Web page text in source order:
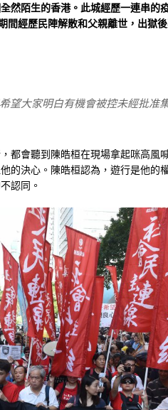
然陌生的香港。此城經歷一連串的
經歷民陣解散和父親離世，出獄
望大家明白有機會被控未經批准
都會聽到陳皓桓在現場拿起咪高風
的決心。陳皓桓認為，遊行是他的
認同。